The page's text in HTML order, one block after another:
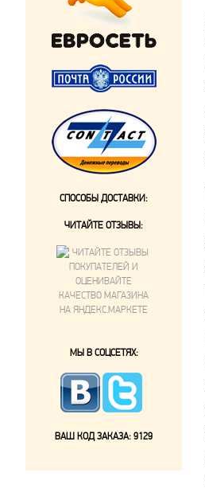
СПОСОБЫ ДОСТАВКИ:
ЧИТАЙТЕ ОТЗЫВЫ:
МЫ В СОЦСЕТЯХ:
ВАШ КОД ЗАКАЗА: 9129